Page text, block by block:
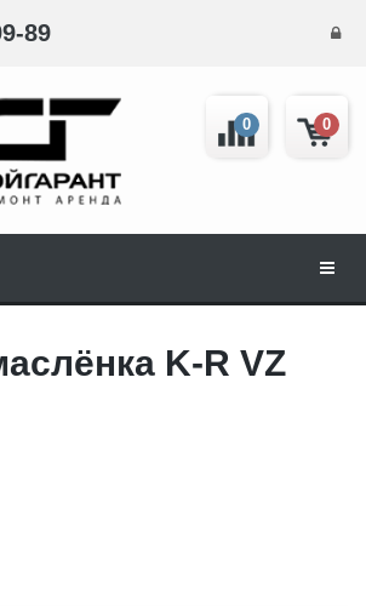
89
0
0
K-R VZ